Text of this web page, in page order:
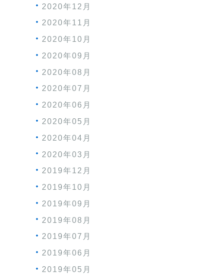
2020年12月
2020年11月
2020年10月
2020年09月
2020年08月
2020年07月
2020年06月
2020年05月
2020年04月
2020年03月
2019年12月
2019年10月
2019年09月
2019年08月
2019年07月
2019年06月
2019年05月